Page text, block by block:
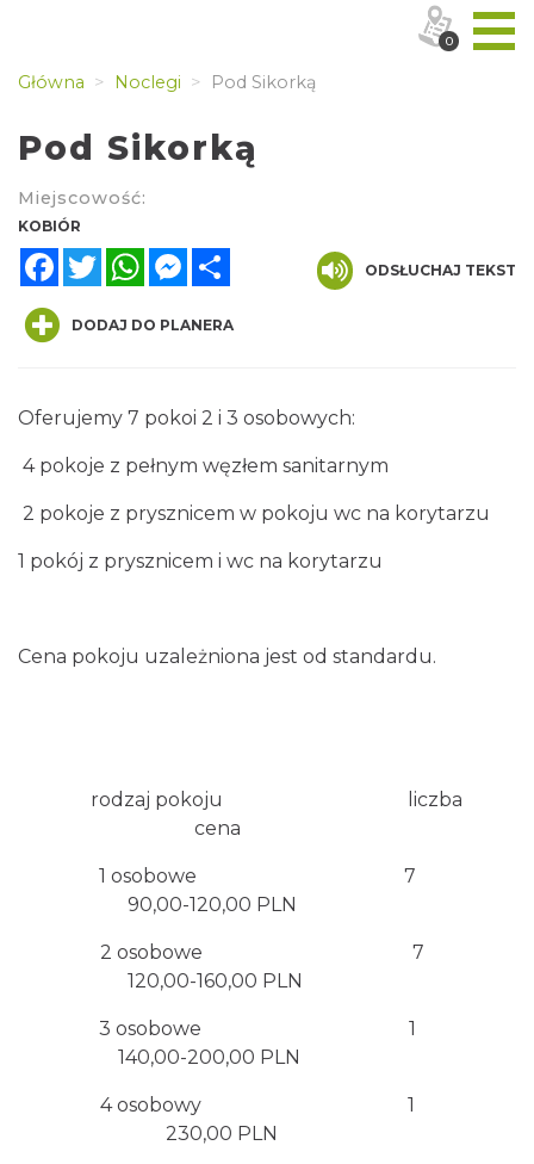
Główna Noclegi Pod Sikorką
Pod Sikorką
Miejscowość:
KOBIÓR
FacebookTwitterWhatsAppMessenger
ODSŁUCHAJ TEKST
DODAJ DO PLANERA
Oferujemy 7 pokoi 2 i 3 osobowych:
4 pokoje z pełnym węzłem sanitarnym
2 pokoje z prysznicem w pokoju wc na korytarzu
1 pokój z prysznicem i wc na korytarzu
Cena pokoju uzależniona jest od standardu.
rodzaj pokoju liczba
cena
1 osobowe 7
90,00-120,00 PLN
2 osobowe 7
120,00-160,00 PLN
3 osobowe 1
140,00-200,00 PLN
4 osobowy 1
230,00 PLN
0